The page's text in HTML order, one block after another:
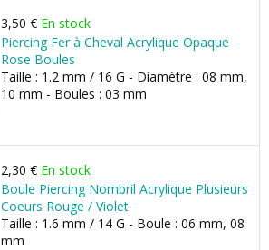
3,50 € En stock
Piercing Fer à Cheval Acrylique Opaque
Rose Boules
Taille : 1.2 mm / 16 G - Diamètre : 08 mm,
10 mm - Boules : 03 mm
2,30 € En stock
Boule Piercing Nombril Acrylique Plusieurs
Coeurs Rouge / Violet
Taille : 1.6 mm / 14 G - Boule : 06 mm, 08
mm